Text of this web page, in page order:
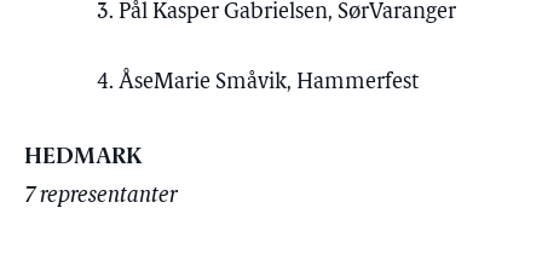
3. Pål Kasper Gabrielsen, SørVaranger
4. ÅseMarie Småvik, Hammerfest
HEDMARK
7 representanter